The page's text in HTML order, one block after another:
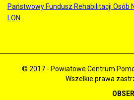
Państwowy Fundusz Rehabilitacji Osób
LON
© 2017 - Powiatowe Centrum
Wszelkie prawa